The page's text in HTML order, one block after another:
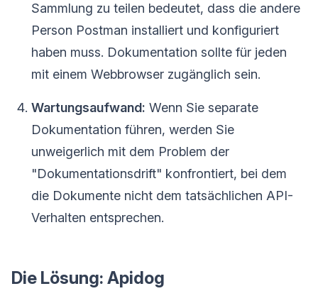
Sammlung zu teilen bedeutet, dass die andere
Person Postman installiert und konfiguriert
haben muss. Dokumentation sollte für jeden
mit einem Webbrowser zugänglich sein.
Wartungsaufwand: Wenn Sie separate
Dokumentation führen, werden Sie
unweigerlich mit dem Problem der
"Dokumentationsdrift" konfrontiert, bei dem
die Dokumente nicht dem tatsächlichen API-
Verhalten entsprechen.
Die Lösung: Apidog